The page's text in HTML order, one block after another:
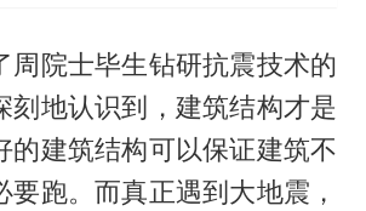
周院士毕生钻研抗震技术的
刻地认识到，建筑结构才是
的建筑结构可以保证建筑不
要跑。而真正遇到大地震，